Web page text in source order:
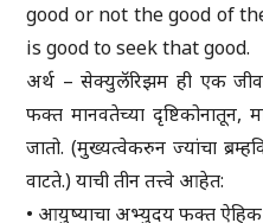
good or not the good of
is good to seek that good.
अर्थ – सेक्युलॅरिझम ही एक
फक्त मानवतेच्या दृष्टिकोनातून,
जातो. (मुख्यत्वेकरुन ज्यांचा
वाटते.) याची तीन तत्त्वे आहेत:
• आयुष्याचा अभ्युदय फक्त ऐहिक